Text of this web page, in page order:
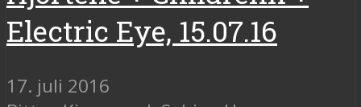
Electric Eye, 15.07.16
17. juli 2016